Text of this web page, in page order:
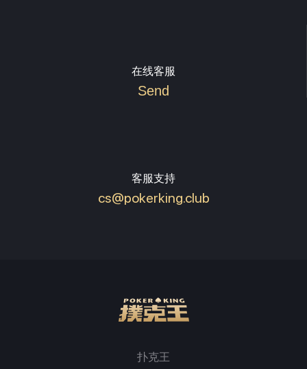
在线客服
Send
客服支持
cs@pokerking.club
扑克王